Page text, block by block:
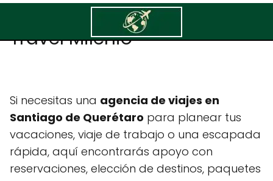
Agencia De Viajes Miro
Travel Milenio
Si necesitas una agencia de viajes en
Santiago de Querétaro para planear tus
vacaciones, viaje de trabajo o una escapada
rápida, aquí encontrarás apoyo con
reservaciones, elección de destinos, paquetes